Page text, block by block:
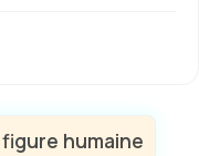
figure humaine